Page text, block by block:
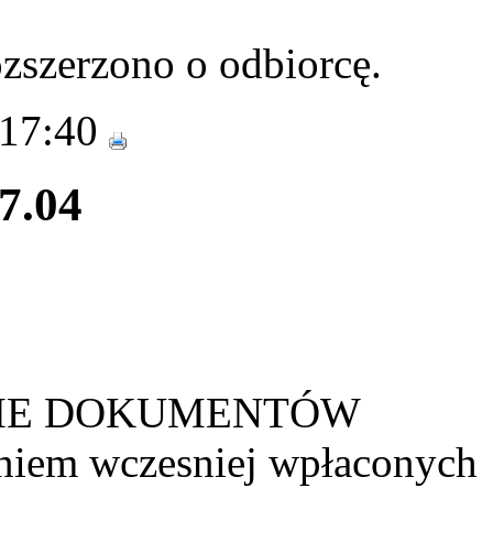
o odbiorcę.
DOKUMENTÓW
wczesniej wpłaconych